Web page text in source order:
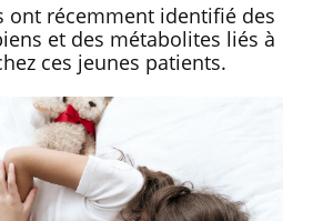
ont récemment identifié des
et des métabolites liés à
ces jeunes patients.